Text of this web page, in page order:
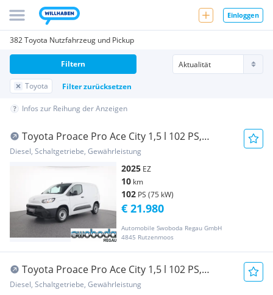
Einloggen
382 Toyota Nutzfahrzeug und Pickup
Toyota Filter zurücksetzen
Filtern
Infos zur Reihung der Anzeigen
Toyota Proace Pro Ace City 1,5 l 102 PS,
ProWork L1 Transporter / Kastenwagen
Diesel, Schaltgetriebe, Gewährleistung
2025 EZ
10 km
102 PS (75 kW)
Automobile Swoboda Regau GmbH
4845 Rutzenmoos
€ 21.980
Toyota Proace Pro Ace City 1,5 l 102 PS,
ProWork L1 Transporter / Kastenwagen
Diesel, Schaltgetriebe, Gewährleistung